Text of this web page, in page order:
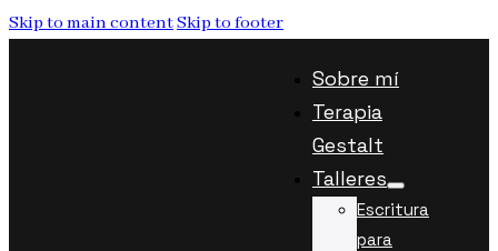
Skip to main contentSkip to footer
Sobre mí
Terapia
Gestalt
Talleres
Escritura
para